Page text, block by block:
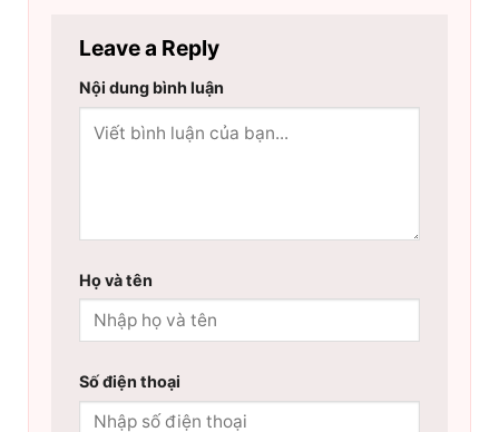
Leave a Reply
Nội dung bình luận
Họ và tên
Số điện thoại